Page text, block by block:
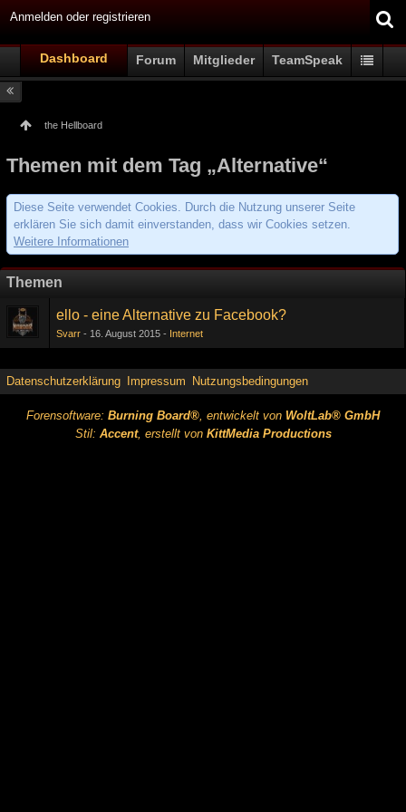
Anmelden oder registrieren
Dashboard Forum Mitglieder TeamSpeak
the Hellboard
Themen mit dem Tag „Alternative“
Diese Seite verwendet Cookies. Durch die Nutzung unserer Seite
erklären Sie sich damit einverstanden, dass wir Cookies setzen.
Weitere Informationen
Themen
ello - eine Alternative zu Facebook?
Svarr 16. August 2015 Internet
Datenschutzerklärung Impressum Nutzungsbedingungen
Forensoftware: Burning Board®, entwickelt von WoltLab® GmbH
Stil: Accent, erstellt von KittMedia Productions